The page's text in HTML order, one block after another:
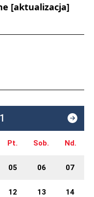
[aktualizacja]
Pt. Sob. Nd.
05 06 07
12 13 14